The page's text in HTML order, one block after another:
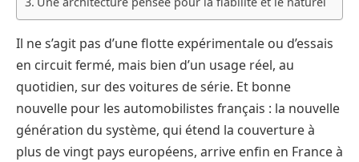
Il ne s’agit pas d’une flotte expérimentale ou d’essais
en circuit fermé, mais bien d’un usage réel, au
quotidien, sur des voitures de série. Et bonne
nouvelle pour les automobilistes français : la nouvelle
génération du système, qui étend la couverture à
plus de vingt pays européens, arrive enfin en France à